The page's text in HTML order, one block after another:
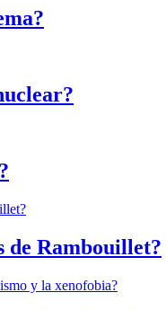
de Rambouillet?